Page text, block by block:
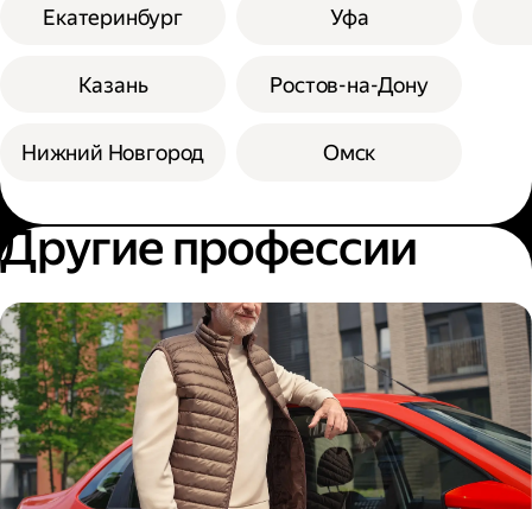
Екатеринбург
Казань
Нижний Новгород
Уфа
Ростов-на-Дону
Омск
Другие профессии